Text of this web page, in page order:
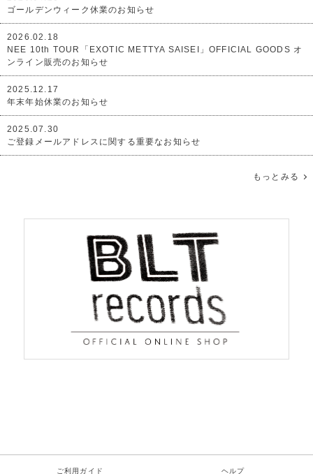
ゴールデンウィーク休業のお知らせ
2026.02.18
NEE 10th TOUR「EXOTIC METTYA SAISEI」OFFICIAL GOODS オ
ンライン販売のお知らせ
2025.12.17
年末年始休業のお知らせ
2025.07.30
ご登録メールアドレスに関する重要なお知らせ
もっとみる
ご利用ガイド ヘルプ